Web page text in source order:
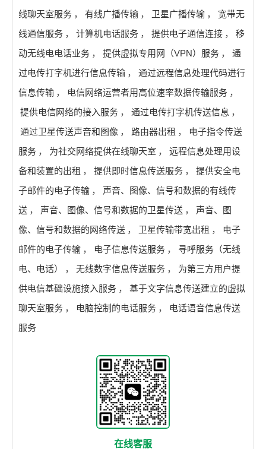
线聊天室服务 ， 有线广播传输 ， 卫星广播传输 ，
宽带无
线通信服务 ， 计算机电话服务 ， 提供电子通信连接 ，
移
动无线电电话业务 ， 提供虚拟专用网（VPN）服务 ，
通
过电传打字机进行信息传输 ，
通过远程信息处理代码进行
信息传输 ， 电信网络运营者用高位速率数据传输服务 ，
提供电信网络的接入服务 ， 通过电传打字机传送信息 ，
通过卫星传送声音和图像 ， 路由器出租 ，
电子指令传送
服务 ， 为社交网络提供在线聊天室 ，
远程信息处理用设
备和装置的出租 ， 提供即时信息传送服务 ，
提供安全电
子邮件的电子传输 ，
声音、图像、信号和数据的有线传
送 ， 声音、图像、信号和数据的卫星传送 ，
声音、图
像、信号和数据的网络传送 ， 卫星传输带宽出租 ，
电子
邮件的电子传输 ， 电子信息传送服务 ，
寻呼服务（无线
电、电话）
， 无线数字信息传送服务 ，
为第三方用户提
供电信基础设施接入服务 ，
基于文字信息传送建立的虚拟
聊天室服务 ， 电脑控制的电话服务 ，
电话语音信息传送
服务
在线客服